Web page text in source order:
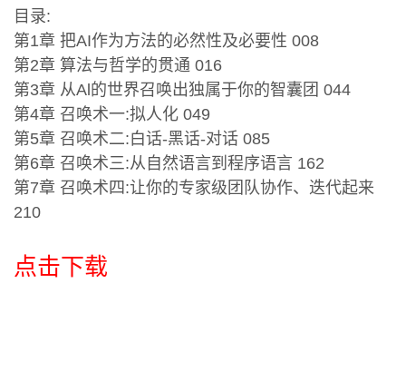
目录:
第1章 把AI作为方法的必然性及必要性 008
第2章 算法与哲学的贯通 016
第3章 从Al的世界召唤出独属于你的智囊团 044
第4章 召唤术一:拟人化 049
第5章 召唤术二:白话-黑话-对话 085
第6章 召唤术三:从自然语言到程序语言 162
第7章 召唤术四:让你的专家级团队协作、迭代起来
210
点击下载